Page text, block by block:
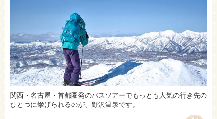
関西・名古屋・首都圏発のバスツアーでもっとも人気の行き先の
ひとつに挙げられるのが、野沢温泉です。